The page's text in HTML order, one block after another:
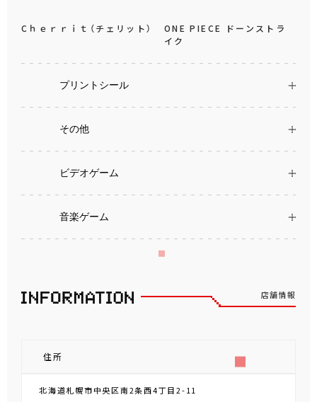
Cｈｅｒｒｉｔ（チェリット）
ONE PIECE ドーンストラ
イク
プリントシール
その他
ビデオゲーム
音楽ゲーム
店舗情報
住所
北海道札幌市中央区南2条西4丁目2-11